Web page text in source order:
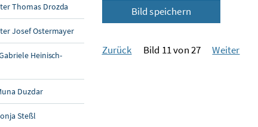
Thomas Drozda
Josef Ostermayer
Heinisch-
Duzdar
Steßl
Bild speichern
Zurück Bild 11 von 27 Weiter